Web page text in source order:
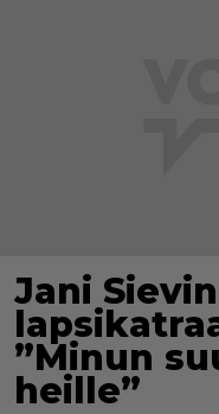
Jani
”Minun
heille”